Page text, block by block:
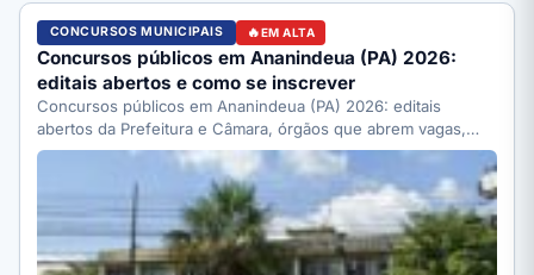
CONCURSOS MUNICIPAIS EM ALTA
Concursos públicos em Ananindeua (PA) 2026:
editais abertos e como se inscrever
Concursos públicos em Ananindeua (PA) 2026: editais
abertos da Prefeitura e Câmara, órgãos que abrem vagas,
como se…